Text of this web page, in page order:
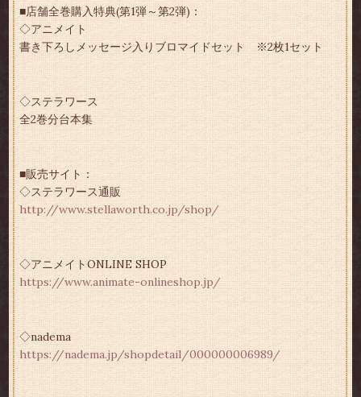
■店舗全巻購入特典(第1弾～第2弾)：
◇アニメイト
書き下ろしメッセージ入りブロマイドセット ※2枚1セット
◇ステラワース
全2巻分台本集
■販売サイト：
◇ステラワース通販
http://www.stellaworth.co.jp/shop/
◇アニメイトONLINE SHOP
https://www.animate-onlineshop.jp/
◇nadema
https://nadema.jp/shopdetail/000000006989/